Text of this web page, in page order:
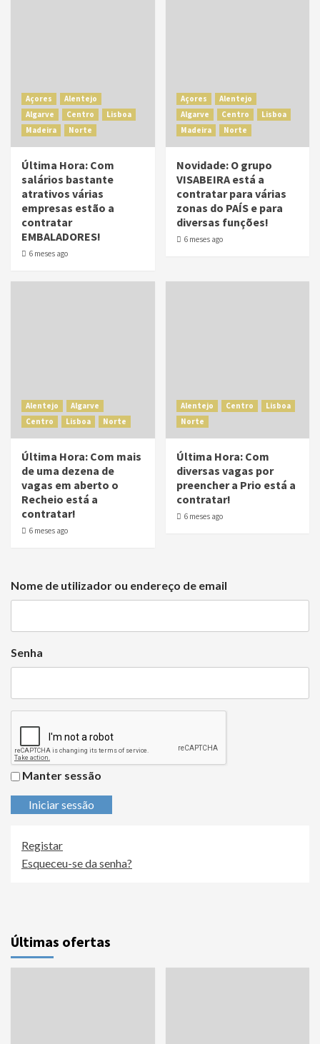
Açores
Alentejo
Algarve
Centro
Lisboa
Madeira
Norte
Última Hora: Com
salários bastante
atrativos várias
empresas estão a
contratar
EMBALADORES!
6 meses ago
Açores
Alentejo
Algarve
Centro
Lisboa
Madeira
Norte
Novidade: O grupo
VISABEIRA está a
contratar para várias
zonas do PAÍS e para
diversas funções!
6 meses ago
Alentejo
Algarve
Centro
Lisboa Norte
Última Hora: Com mais
de uma dezena de
vagas em aberto o
Recheio está a
contratar!
6 meses ago
Alentejo Centro
Lisboa
Norte
Última Hora: Com
diversas vagas por
preencher a Prio está a
contratar!
6 meses ago
Nome de utilizador ou endereço de email
Senha
Manter sessão
Iniciar sessão
Registar
Esqueceu-se da senha?
Últimas ofertas